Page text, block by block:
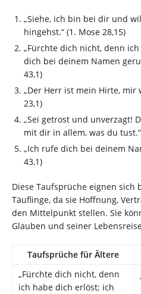
„Siehe, ich bin bei dir und
hingehst.“ (1. Mose 28,15)
„Fürchte dich nicht, denn
dich bei deinem Namen
43,1)
„Der Herr ist mein Hirte, mir
23,1)
„Sei getrost und unverzagt!
mit dir in allem, was du tust.“
„Ich rufe dich bei deinem
43,1)
Diese Taufsprüche eignen sich
Täuflinge, da sie Hoffnung,
den Mittelpunkt stellen. Sie
Glauben und seiner
Taufsprüche für Ältere
„Fürchte dich nicht, denn
ich habe dich erlöst; ich